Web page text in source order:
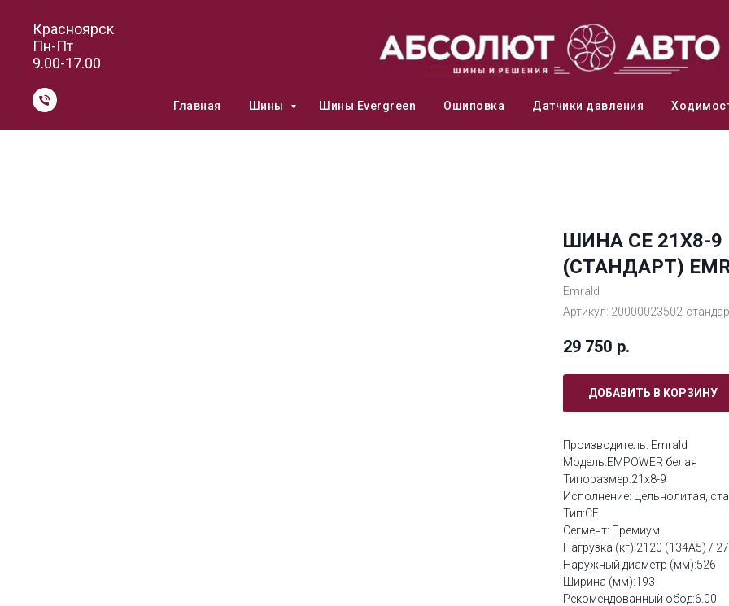
Красноярск
Пн-Пт
9.00-17.00
Главная Шины Шины Evergreen Ошиповка Датчики давления
ШИНА СЕ 21Х8-9
(СТАНДАРТ)
Emrald
Артикул: 20000023502-
29 750 р.
ДОБАВИТЬ В КОРЗИНУ
Производитель: Emrald
Модель:EMPOWER белая
Типоразмер:21x8-9
Исполнение: Цельнолитая,
Тип:CE
Сегмент: Премиум
Нагрузка (кг):2120 (134A5) /
Наружный диаметр (мм):526
Ширина (мм):193
Рекомендованный обод:6.00